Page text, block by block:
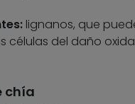
lignanos, que
células del daño
chía